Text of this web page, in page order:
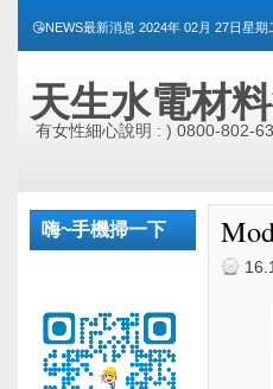
😘NEWS最新消息 2024年 02月 27日星期
天生水電材
有女性細心說明 : ) 0800-802-
嗨~手機掃一下